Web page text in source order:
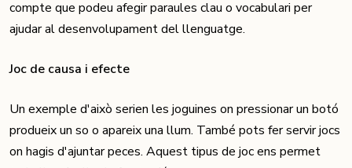
compte que podeu afegir paraules clau o vocabulari per
ajudar al desenvolupament del llenguatge.
Joc de causa i efecte
Un exemple d'això serien les joguines on pressionar un botó
produeix un so o apareix una llum. També pots fer servir jocs
on hagis d'ajuntar peces. Aquest tipus de joc ens permet